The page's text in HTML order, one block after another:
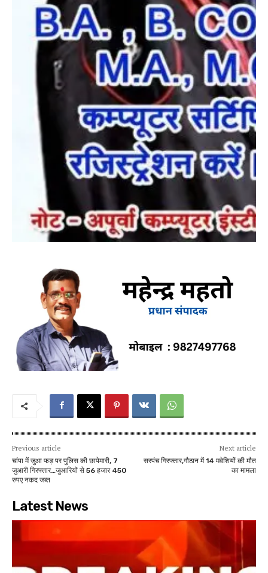
Previous article
चांपा में जुआ फड़ पर पुलिस की छापेमारी, 7
जुआरी गिरफ्तार…जुआरियों से 56 हजार 450
रुपए नकद जब्त
Next article
सरपंच गिरफ्तार,गौठान में 14 मवेशियों की मौत
का मामला
Latest News